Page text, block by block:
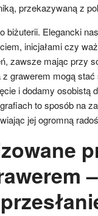
przekazywaną z
biżuterii. Elegancki
inicjałami czy
zawsze mając przy
grawerem mogą
i dodamy osobistą
to sposób na
jej ogromną